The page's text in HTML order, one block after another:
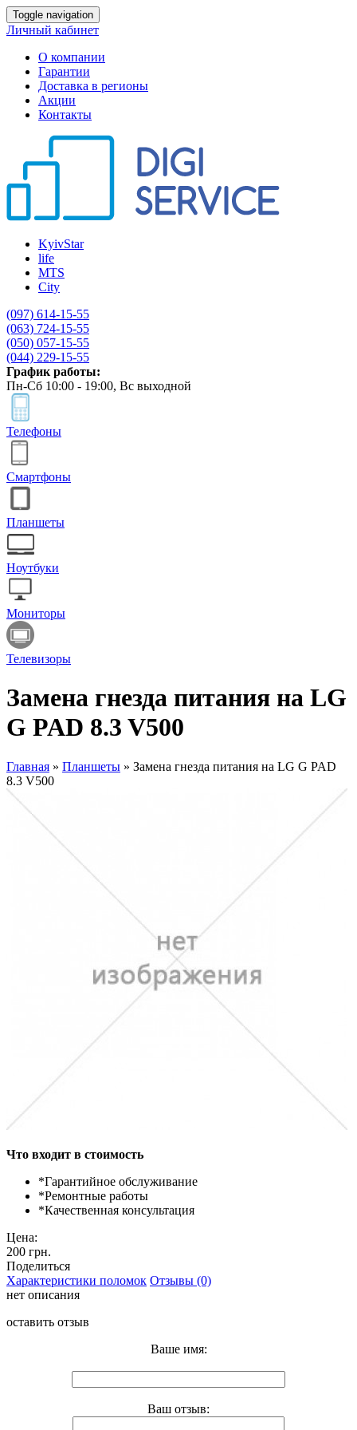
Toggle navigation
Личный кабинет
О компании
Гарантии
Доставка в регионы
Акции
Контакты
KyivStar
life
MTS
City
(097) 614-15-55
(063) 724-15-55
(050) 057-15-55
(044) 229-15-55
График работы:
Пн-Сб 10:00 - 19:00, Вс выходной
Телефоны
Смартфоны
Планшеты
Ноутбуки
Мониторы
Телевизоры
Замена гнезда питания на LG
G PAD 8.3 V500
Главная » Планшеты » Замена гнезда питания на LG G PAD
8.3 V500
Что входит в стоимость
*Гарантийное обслуживание
*Ремонтные работы
*Качественная консультация
Цена:
200 грн.
Поделиться
Характеристики поломок Отзывы (0)
нет описания
оставить отзыв
Ваше имя:
Ваш отзыв: